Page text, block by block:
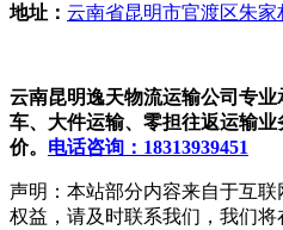
地址： 云南省昆明市官渡区朱
云南昆明逸天物流运输公司专
车、大件运输、零担往返运输
价。 电话咨询：18313939451
声明：本站部分内容来自于互
权益，请及时联系我们，我们